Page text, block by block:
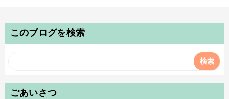
このブログを検索
ごあいさつ